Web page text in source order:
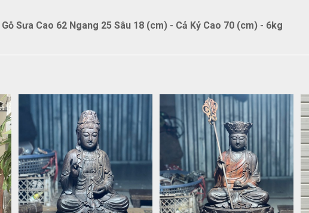
Sưa Cao 62 Ngang 25 Sâu 18 (cm) - Cả Kỷ Cao 70 (cm) - 6kg